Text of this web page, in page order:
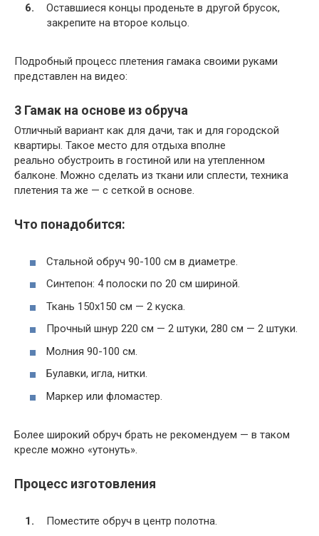
Оставшиеся концы проденьте в другой брусок,
закрепите на второе кольцо.
Подробный процесс плетения гамака своими руками
представлен на видео:
3 Гамак на основе из обруча
Отличный вариант как для дачи, так и для городской
квартиры. Такое место для отдыха вполне
реально обустроить в гостиной или на утепленном
балконе. Можно сделать из ткани или сплести, техника
плетения та же — с сеткой в основе.
Что понадобится:
Стальной обруч 90-100 см в диаметре.
Синтепон: 4 полоски по 20 см шириной.
Ткань 150х150 см — 2 куска.
Прочный шнур 220 см — 2 штуки, 280 см — 2 штуки.
Молния 90-100 см.
Булавки, игла, нитки.
Маркер или фломастер.
Более широкий обруч брать не рекомендуем — в таком
кресле можно «утонуть».
Процесс изготовления
Поместите обруч в центр полотна.